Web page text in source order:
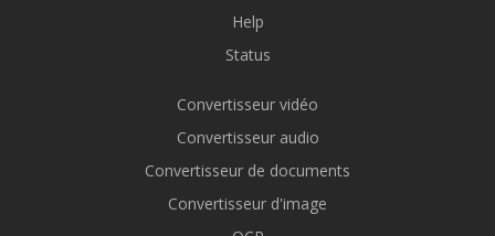
Help
Status
Convertisseur vidéo
Convertisseur audio
Convertisseur de documents
Convertisseur d'image